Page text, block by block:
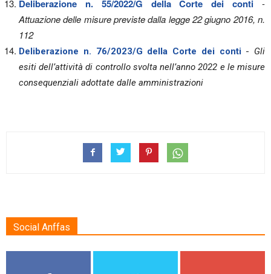
Deliberazione n. 55/2022/G della Corte dei conti -
Attuazione delle misure previste dalla legge 22 giugno 2016, n.
112
Deliberazione n. 76/2023/G della Corte dei conti - Gli
esiti dell’attività di controllo svolta nell’anno 2022 e le misure
consequenziali adottate dalle amministrazioni
Social Anffas